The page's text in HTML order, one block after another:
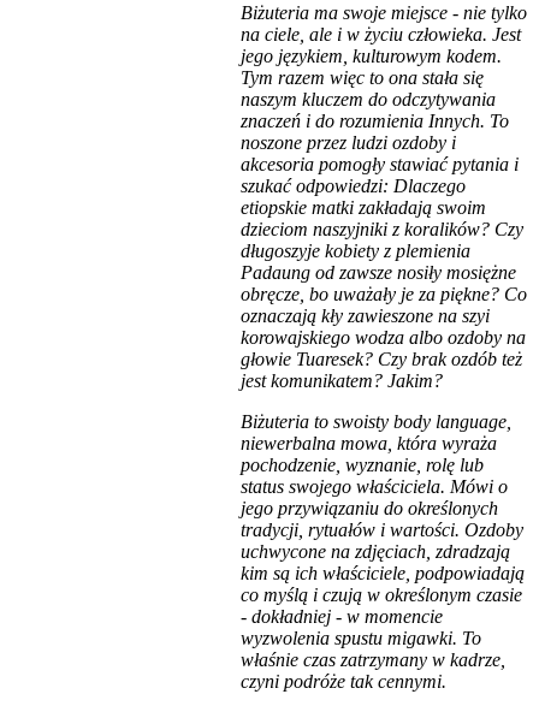
Biżuteria ma swoje miejsce - nie tylko
na ciele, ale i w życiu człowieka. Jest
jego językiem, kulturowym kodem.
Tym razem więc to ona stała się
naszym kluczem do odczytywania
znaczeń i do rozumienia Innych. To
noszone przez ludzi ozdoby i
akcesoria pomogły stawiać pytania i
szukać odpowiedzi: Dlaczego
etiopskie matki zakładają swoim
dzieciom naszyjniki z koralików? Czy
długoszyje kobiety z plemienia
Padaung od zawsze nosiły mosiężne
obręcze, bo uważały je za piękne? Co
oznaczają kły zawieszone na szyi
korowajskiego wodza albo ozdoby na
głowie Tuaresek? Czy brak ozdób też
jest komunikatem? Jakim?
Biżuteria to swoisty body language,
niewerbalna mowa, która wyraża
pochodzenie, wyznanie, rolę lub
status swojego właściciela. Mówi o
jego przywiązaniu do określonych
tradycji, rytuałów i wartości. Ozdoby
uchwycone na zdjęciach, zdradzają
kim są ich właściciele, podpowiadają
co myślą i czują w określonym czasie
- dokładniej - w momencie
wyzwolenia spustu migawki. To
właśnie czas zatrzymany w kadrze,
czyni podróże tak cennymi.